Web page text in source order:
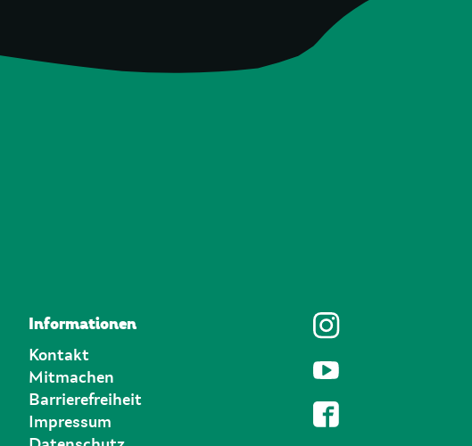
Informationen
Kontakt
Mitmachen
Barrierefreiheit
Impressum